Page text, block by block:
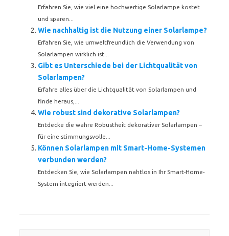
Erfahren Sie, wie viel eine hochwertige Solarlampe kostet
und sparen...
Wie nachhaltig ist die Nutzung einer Solarlampe?
Erfahren Sie, wie umweltfreundlich die Verwendung von
Solarlampen wirklich ist...
Gibt es Unterschiede bei der Lichtqualität von
Solarlampen?
Erfahre alles über die Lichtqualität von Solarlampen und
finde heraus,...
Wie robust sind dekorative Solarlampen?
Entdecke die wahre Robustheit dekorativer Solarlampen –
für eine stimmungsvolle...
Können Solarlampen mit Smart-Home-Systemen
verbunden werden?
Entdecken Sie, wie Solarlampen nahtlos in Ihr Smart-Home-
System integriert werden...